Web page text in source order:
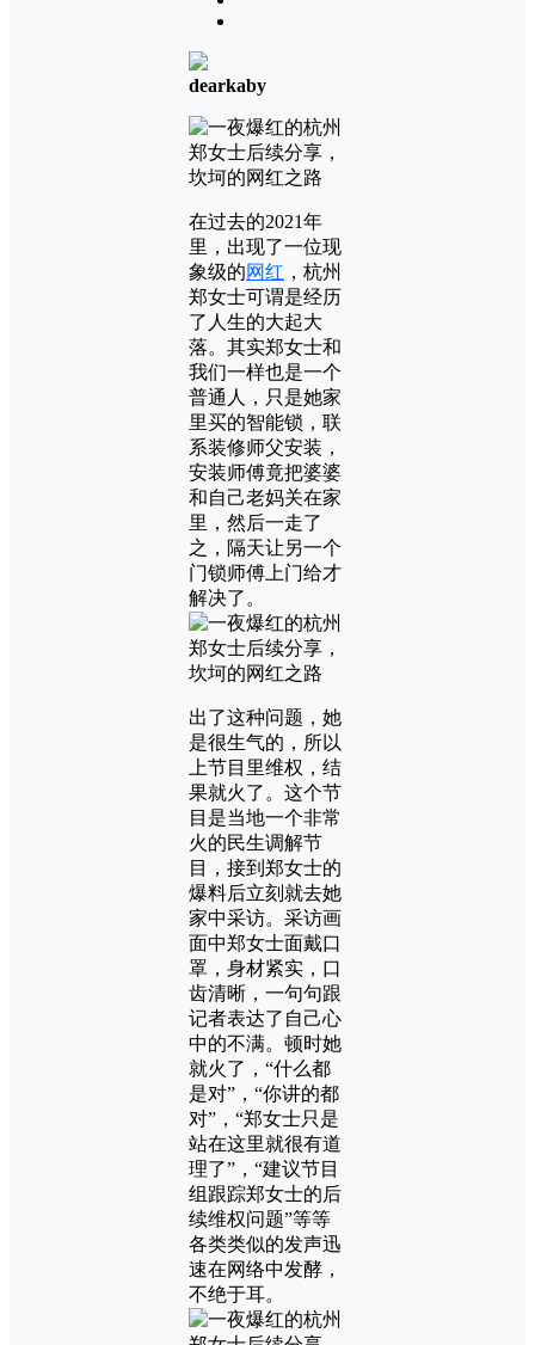
dearkaby
在过去的2021年
里，出现了一位现
象级的网红 ，杭州
郑女士可谓是经历
了人生的大起大
落。其实郑女士和
我们一样也是一个
普通人，只是她家
里买的智能锁，联
系装修师父安装，
安装师傅竟把婆婆
和自己老妈关在家
里，然后一走了
之，隔天让另一个
门锁师傅上门给才
解决了。
出了这种问题，她
是很生气的，所以
上节目里维权，结
果就火了。这个节
目是当地一个非常
火的民生调解节
目，接到郑女士的
爆料后立刻就去她
家中采访。采访画
面中郑女士面戴口
罩，身材紧实，口
齿清晰，一句句跟
记者表达了自己心
中的不满。顿时她
就火了，“什么都
是对”，“你讲的都
对”，“郑女士只是
站在这里就很有道
理了”，“建议节目
组跟踪郑女士的后
续维权问题”等等
各类类似的发声迅
速在网络中发酵，
不绝于耳。